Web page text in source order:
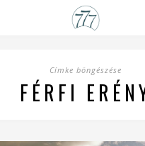
Címke böngészése
FÉRFI